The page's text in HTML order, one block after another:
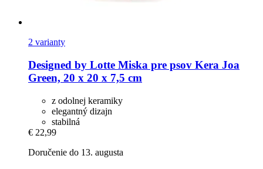
2 varianty
Designed by Lotte Miska pre psov Kera Joa
Green, 20 x 20 x 7,5 cm
z odolnej keramiky
elegantný dizajn
stabilná
€ 22,99
Doručenie do 13. augusta